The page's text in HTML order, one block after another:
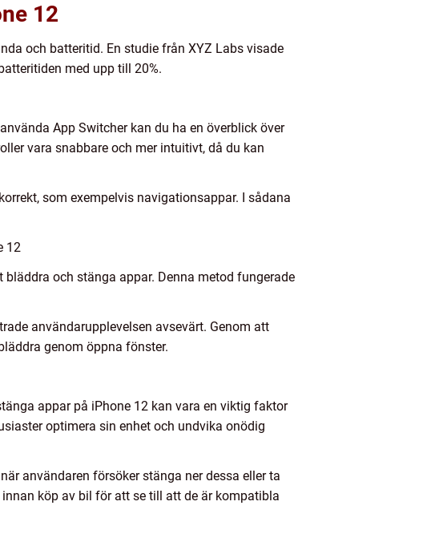
12
och batteritid. En studie från XYZ Labs visade
med upp till 20%.
App Switcher kan du ha en överblick över
vara snabbare och mer intuitivt, då du kan
som exempelvis navigationsappar. I sådana
12
och stänga appar. Denna metod fungerade
användarupplevelsen avsevärt. Genom att
genom öppna fönster.
appar på iPhone 12 kan vara en viktig faktor
optimera sin enhet och undvika onödig
användaren försöker stänga ner dessa eller ta
köp av bil för att se till att de är kompatibla